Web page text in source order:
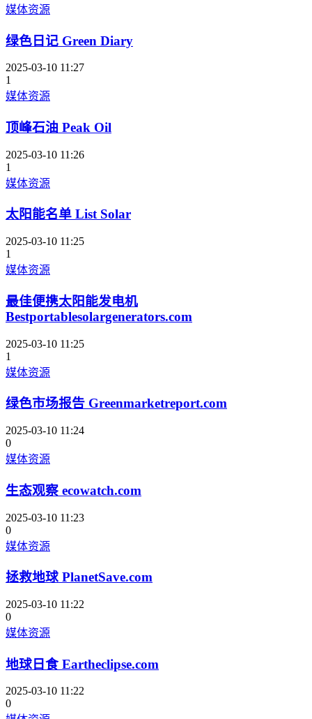
媒体资源
绿色日记 Green Diary
2025-03-10 11:27
1
媒体资源
顶峰石油 Peak Oil
2025-03-10 11:26
1
媒体资源
太阳能名单 List Solar
2025-03-10 11:25
1
媒体资源
最佳便携太阳能发电机
Bestportablesolargenerators.com
2025-03-10 11:25
1
媒体资源
绿色市场报告 Greenmarketreport.com
2025-03-10 11:24
0
媒体资源
生态观察 ecowatch.com
2025-03-10 11:23
0
媒体资源
拯救地球 PlanetSave.com
2025-03-10 11:22
0
媒体资源
地球日食 Eartheclipse.com
2025-03-10 11:22
0